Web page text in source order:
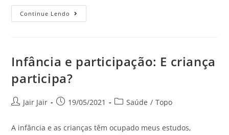
Continue Lendo
Infância e participação: E criança
participa?
Jair Jair 19/05/2021 Saúde / Topo
A infância e as crianças têm ocupado meus estudos,